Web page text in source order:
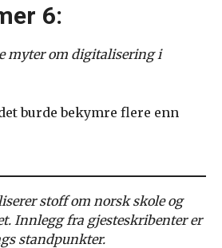
6:
myter om digitalisering i
burde bekymre flere enn
stoff om norsk skole og
Innlegg fra gjesteskribenter er
standpunkter.